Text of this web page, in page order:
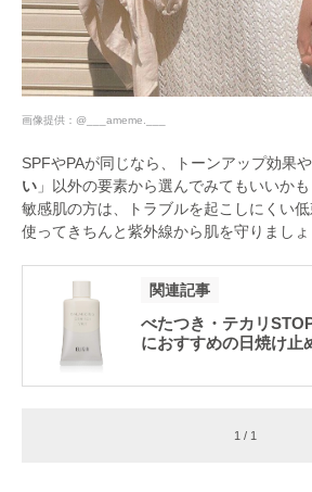
画像提供： @___ameme.___
SPFやPAが同じなら、トーンアップ効果
い 」以外の要素から選んでみてもいいかも
敏感肌の方は、トラブルを起こしにくい
使ってきちんと紫外線から肌を守りましょ
関連記事
べたつき・テカリ
におすすめの日焼け止
1 / 1